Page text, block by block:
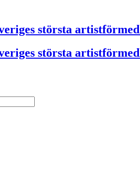
största
största